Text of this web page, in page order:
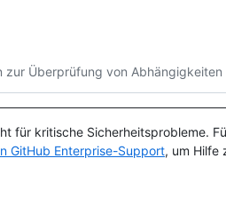
zur Überprüfung von Abhängigkeiten
für kritische Sicherheitsprobleme.
GitHub Enterprise-Support, um Hilfe